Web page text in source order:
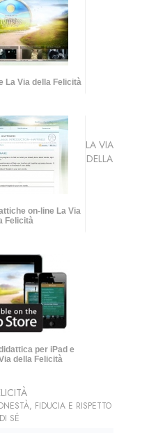
La Via della Felicità
on-line La Via
Felicità
per iPad e
della Felicità
LA VIA
DELLA
FIDUCIA E RISPETTO
DI SÉ